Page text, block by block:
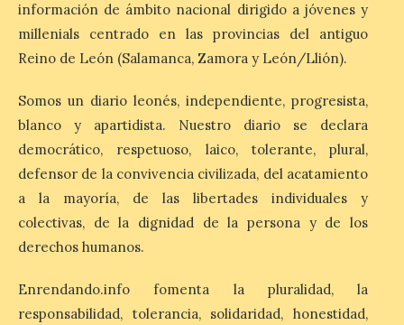
León es la provincia más
económica (116€/noche),
pero también una de las
más agotadas: solo un 4%
Zamora, Palencia y Álava son las
provincias con menos margen: apenas un
1% de los alojamientos siguen libres para
esas […]
El eclipse genera un boom
de reservas hoteleras y
precios desorbitados,
información de ámbito nacional dirigido a jóvenes y
millenials centrado en las provincias del antiguo
Reino de León (Salamanca, Zamora y León/Llión).
Somos un diario leonés, independiente, progresista,
blanco y apartidista. Nuestro diario se declara
democrático, respetuoso, laico, tolerante, plural,
defensor de la convivencia civilizada, del acatamiento
a la mayoría, de las libertades individuales y
colectivas, de la dignidad de la persona y de los
derechos humanos.
Enrendando.info fomenta la pluralidad, la
responsabilidad, tolerancia, solidaridad, honestidad,